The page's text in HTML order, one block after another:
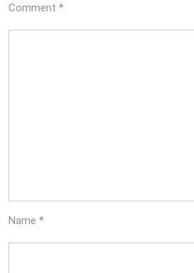
Comment *
Name *